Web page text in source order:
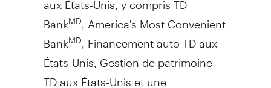
BankMD , America's Most Convenient
BankMD , Financement auto TD aux
États-Unis, Gestion depatrimoine
TD aux États-Unis et une